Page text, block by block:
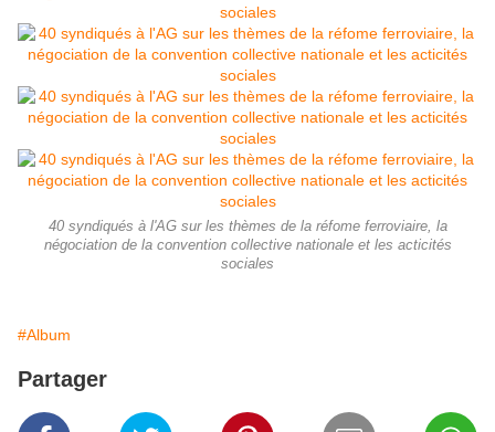
40 syndiqués à l'AG sur les thèmes de la réfome ferroviaire, la
négociation de la convention collective nationale et les acticités
sociales
#Album
Partager